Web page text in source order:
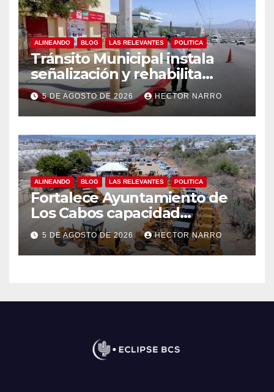
ALINEANDO BLOG LAS RELEVANTES POLITICA
Tránsito Municipal instala
señalización y rehabilita
cruces peatonales en Los
Cabos
5 DE AGOSTO DE 2026 HECTOR NARRO
ALINEANDO BLOG LAS RELEVANTES POLITICA
Fortalece Ayuntamiento de
Los Cabos capacidad
operativa de Servicios
Públicos con recursos del
FISAM
5 DE AGOSTO DE 2026 HECTOR NARRO